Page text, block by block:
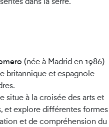
(née à Madrid en 1986)
britannique et espagnole
situe à la croisée des arts et
et explore différentes formes
et de compréhension du